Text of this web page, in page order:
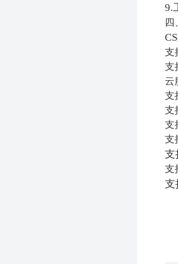
9.
四
支
支
云
支
支
支
支
支
支
支